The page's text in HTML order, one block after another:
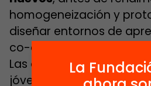
homogeneización y
diseñar entornos de
co-creación y con la
Las cifras, y sobre todo
jóvenes, nos demuestran
La